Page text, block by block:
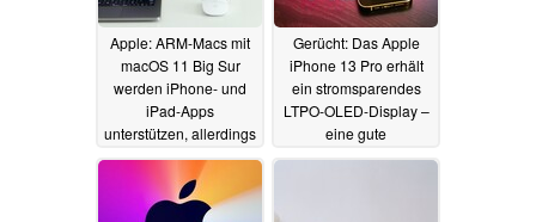
Apple: ARM-Macs mit
macOS 11 Big Sur
werden iPhone- und
iPad-Apps
unterstützen, allerdings
mit wichtigen
Ausnahmen10.11.2020
Gerücht: Das Apple
iPhone 13 Pro erhält
ein stromsparendes
LTPO-OLED-Display –
eine gute
Voraussetzung für 120